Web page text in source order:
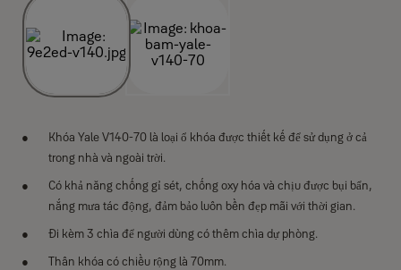
Khóa Yale V140-70 là loại ổ khóa được thiết kế để sử dụng ở cả
trong nhà và ngoài trời.
Có khả năng chống gỉ sét, chống oxy hóa và chịu được bụi bẩn,
nắng mưa tác động, đảm bảo luôn bền đẹp mãi với thời gian.
Đi kèm 3 chìa để người dùng có thêm chìa dự phòng.
Thân khóa có chiều rộng là 70mm.